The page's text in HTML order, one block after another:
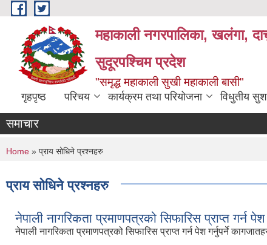
Skip to main content
महाकाली नगरपालिका, खलंगा,
सुदूरपश्चिम प्रदेश
"समृद्ध महाकाली सुखी महाकाली बासी"
गृहपृष्ठ परिचय कार्यक्रम तथा परियोजना विधुतीय
समाचार
You are here
Home » प्राय सोधिने प्रश्नहरु
प्राय सोधिने प्रश्नहरु
नेपाली नागरिकता प्रमाणपत्रको सिफारिस प्राप्त गर्न
नेपाली नागरिकता प्रमाणपत्रको सिफारिस प्राप्त गर्न पेश गर्नुपर्ने